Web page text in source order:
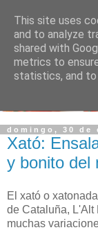
domingo, 30 de
Xató:
y bonito del
El xató o
de Cataluña, L'Alt
muchas
This site uses
and to analyze
shared with
metrics to
statistics, and to